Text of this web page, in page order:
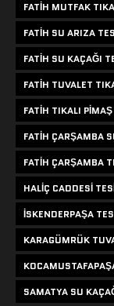
FATIH MUTFAK
FATIH SU ARIZA
FATIH SU KAÇAĞI
FATIH TUVALET
FATIH TIKALI
FATIH ÇARŞAMBA
FATIH ÇARŞAMBA
HALIÇ CADDESI
ISKENDERPAŞA
KARAGÜMRÜK
SAMATYA SU